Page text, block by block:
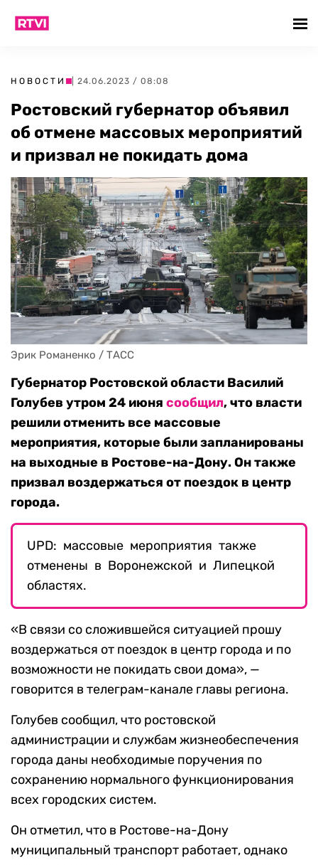
НОВОСТИ | 24.06.2023 / 08:08
Ростовский губернатор объявил
об отмене массовых мероприятий
и призвал не покидать дома
Эрик Романенко / ТАСС
Губернатор Ростовской области Василий
Голубев утром 24 июня сообщил, что власти
решили отменить все массовые
мероприятия, которые были запланированы
на выходные в Ростове-на-Дону. Он также
призвал воздержаться от поездок в центр
города.
UPD: массовые мероприятия также
отменены в Воронежской и Липецкой
областях.
«В связи со сложившейся ситуацией прошу
воздержаться от поездок в центр города и по
возможности не покидать свои дома», —
говорится в телеграм-канале главы региона.
Голубев сообщил, что ростовской
администрации и службам жизнеобеспечения
города даны необходимые поручения по
сохранению нормального функционирования
всех городских систем.
Он отметил, что в Ростове-на-Дону
муниципальный транспорт работает, однако